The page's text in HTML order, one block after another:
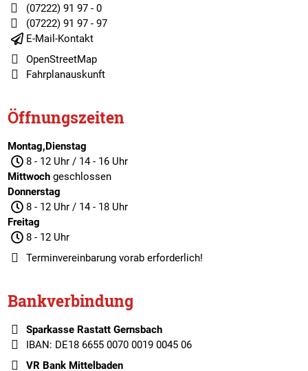
(07222) 91 97 - 0
(07222) 91 97 - 97
E-Mail-Kontakt
OpenStreetMap
Fahrplanauskunft
Öffnungszeiten
Montag,Dienstag
8 - 12 Uhr / 14 - 16 Uhr
Mittwochgeschlossen
Donnerstag
8 - 12 Uhr / 14 - 18 Uhr
Freitag
8 - 12 Uhr
Terminvereinbarungvorab erforderlich!
Bankverbindung
Sparkasse Rastatt Gernsbach
IBAN: DE18 6655 0070 0019 0045 06
VR Bank Mittelbaden